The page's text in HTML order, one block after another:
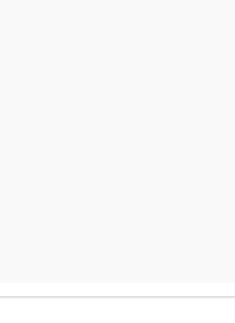
ART DES RESETS